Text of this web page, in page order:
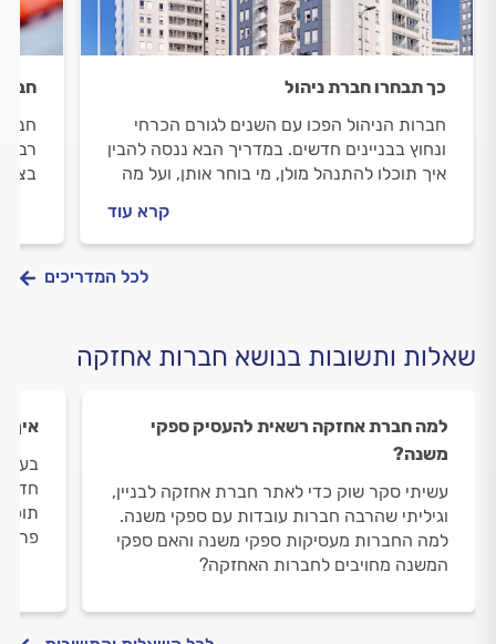
כך תבחרו חברת ניהול
חברות הניהול הפכו עם השנים לגורם הכרחי
ונחוץ בבניינים חדשים. במדריך הבא ננסה להבין
איך תוכלו להתנהל מולן, מי בוחר אותן, ועל מה
קרא עוד
לכל המדריכים
שאלות ותשובות בנושא חברות אחזקה
למה חברת אחזקה רשאית להעסיק ספקי
משנה?
עשיתי סקר שוק כדי לאתר חברת אחזקה לבניין,
וגיליתי שהרבה חברות עובדות עם ספקי משנה.
למה החברות מעסיקות ספקי משנה והאם ספקי
המשנה מחויבים לחברות האחזקה?
איך
חדש